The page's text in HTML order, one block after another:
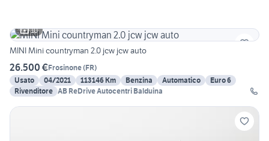
10
MINI Mini countryman 2.0 jcw jcw auto
26.500 €Frosinone(FR)
Usato
04/2021 113146 Km Benzina Automatico
Euro 6
Rivenditore AB ReDrive Autocentri Balduina